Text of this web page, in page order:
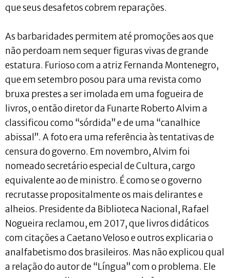
que seus desafetos cobrem reparações.
As barbaridades permitem até promoções aos que
não perdoam nem sequer figuras vivas de grande
estatura. Furioso com a atriz Fernanda Montenegro,
que em setembro posou para uma revista como
bruxa prestes a ser imolada em uma fogueira de
livros, o então diretor da Funarte Roberto Alvim a
classificou como “sórdida” e de uma “canalhice
abissal”. A foto era uma referência às tentativas de
censura do governo. Em novembro, Alvim foi
nomeado secretário especial de Cultura, cargo
equivalente ao de ministro. É como se o governo
recrutasse propositalmente os mais delirantes e
alheios. Presidente da Biblioteca Nacional, Rafael
Nogueira reclamou, em 2017, que livros didáticos
com citações a Caetano Veloso e outros explicaria o
analfabetismo dos brasileiros. Mas não explicou qual
a relação do autor de “Língua” com o problema. Ele